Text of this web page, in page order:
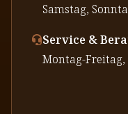
⁠Samstag,
Service &
⁠Montag-Freitag,